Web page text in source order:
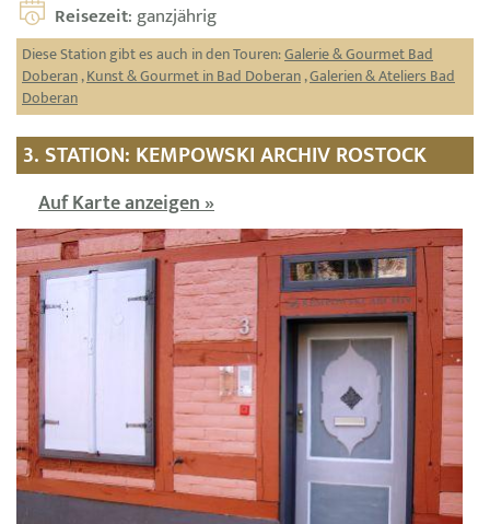
Reisezeit: ganzjährig
Diese Station gibt es auch in den Touren:Galerie & Gourmet Bad
Doberan,Kunst & Gourmet in Bad Doberan,Galerien & Ateliers Bad
Doberan
3. STATION: KEMPOWSKI ARCHIV ROSTOCK
Auf Karte anzeigen »